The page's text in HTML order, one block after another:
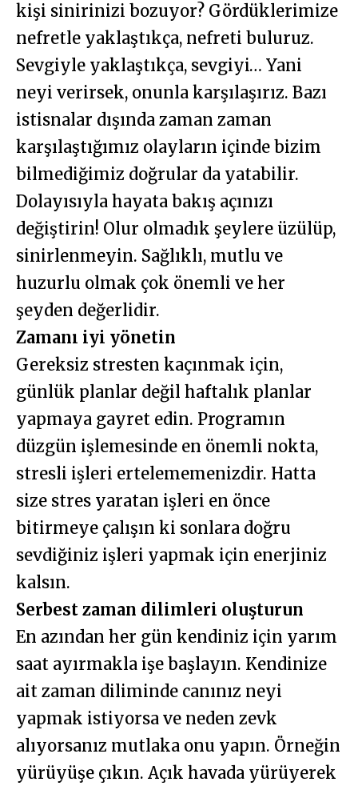
kişi sinirinizi bozuyor? Gördüklerimize
nefretle yaklaştıkça, nefreti buluruz.
Sevgiyle yaklaştıkça, sevgiyi… Yani
neyi verirsek, onunla karşılaşırız. Bazı
istisnalar dışında zaman zaman
karşılaştığımız olayların içinde bizim
bilmediğimiz doğrular da yatabilir.
Dolayısıyla hayata bakış açınızı
değiştirin! Olur olmadık şeylere üzülüp,
sinirlenmeyin. Sağlıklı, mutlu ve
huzurlu olmak çok önemli ve her
şeyden değerlidir.
Zamanı iyi yönetin
Gereksiz stresten kaçınmak için,
günlük planlar değil haftalık planlar
yapmaya gayret edin. Programın
düzgün işlemesinde en önemli nokta,
stresli işleri ertelememenizdir. Hatta
size stres yaratan işleri en önce
bitirmeye çalışın ki sonlara doğru
sevdiğiniz işleri yapmak için enerjiniz
kalsın.
Serbest zaman dilimleri oluşturun
En azından her gün kendiniz için yarım
saat ayırmakla işe başlayın. Kendinize
ait zaman diliminde canınız neyi
yapmak istiyorsa ve neden zevk
alıyorsanız mutlaka onu yapın. Örneğin
yürüyüşe çıkın. Açık havada yürüyerek